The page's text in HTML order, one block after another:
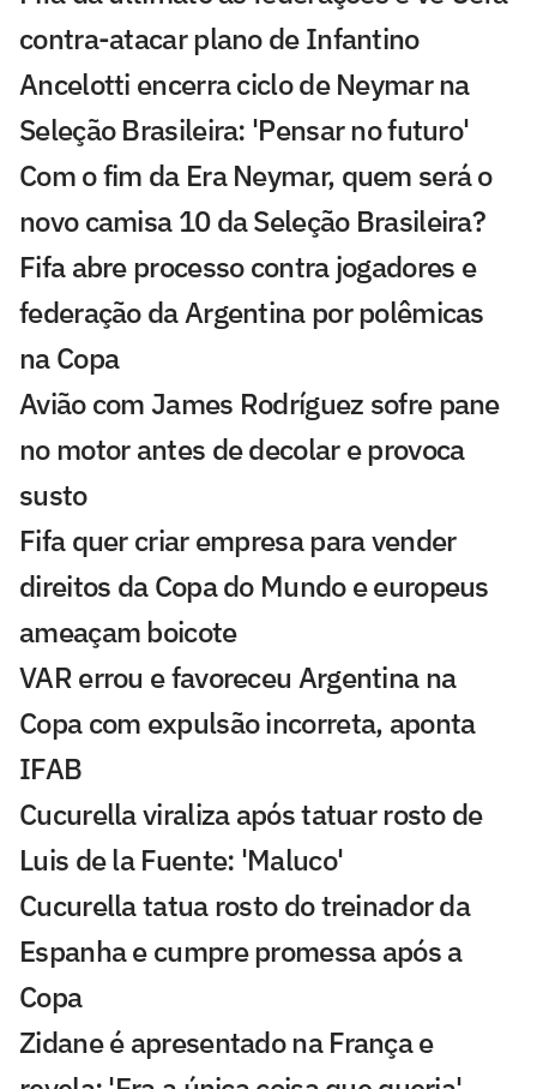
contra-atacar plano de Infantino
Ancelotti encerra ciclo de Neymar na
Seleção Brasileira: 'Pensar no futuro'
Com o fim da Era Neymar, quem será o
novo camisa 10 da Seleção Brasileira?
Fifa abre processo contra jogadores e
federação da Argentina por polêmicas
na Copa
Avião com James Rodríguez sofre pane
no motor antes de decolar e provoca
susto
Fifa quer criar empresa para vender
direitos da Copa do Mundo e europeus
ameaçam boicote
VAR errou e favoreceu Argentina na
Copa com expulsão incorreta, aponta
IFAB
Cucurella viraliza após tatuar rosto de
Luis de la Fuente: 'Maluco'
Cucurella tatua rosto do treinador da
Espanha e cumpre promessa após a
Copa
Zidane é apresentado na França e